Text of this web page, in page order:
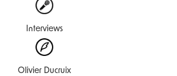
Interviews
Olivier Ducruix